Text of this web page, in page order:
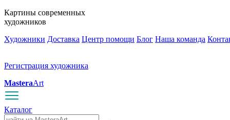
Картины современных
художников
Художники Доставка Центр помощи Блог Наша команда
Регистрация художника
MasteraArt
Каталог